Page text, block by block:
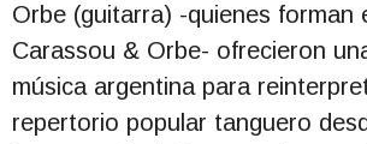
Orbe (guitarra) -quienes forman
Carassou & Orbe- ofrecieron
música argentina para
repertorio popular tanguero